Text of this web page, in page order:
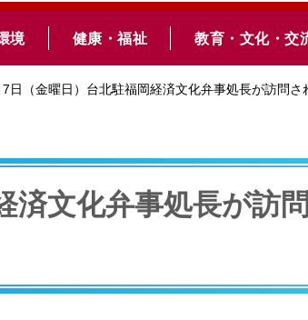
境 健康・福祉 教育・文化・交
日（金曜日）台北駐福岡経済文化弁事処長が訪問さ
済文化弁事処長が訪